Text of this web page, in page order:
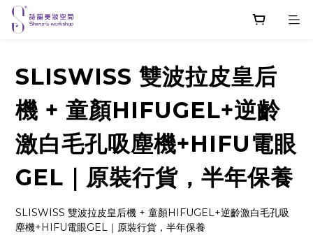
SLISWISS 雙波拉皮皇后
機 + 童顏HIFUGEL+逆齡
激白毛孔吸塵機+HIFU電眼
GEL｜原裝行貨，半年保養
SLISWISS 雙波拉皮皇后機 + 童顏HIFUGEL+逆齡激白毛孔吸
塵機+HIFU電眼GEL｜原裝行貨，半年保養